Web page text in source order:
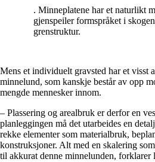
. Minneplatene har et naturlikt
gjenspeiler formspråket i
grenstruktur.
Mens et individuelt gravsted har et visst
minnelund, som kanskje består av opp
mengde mennesker innom.
– Plassering og arealbruk er derfor en
planleggingen må det utarbeides en
rekke elementer som materialbruk,
konstruksjoner. Alt med en skalering
til akkurat denne minnelunden, forklarer